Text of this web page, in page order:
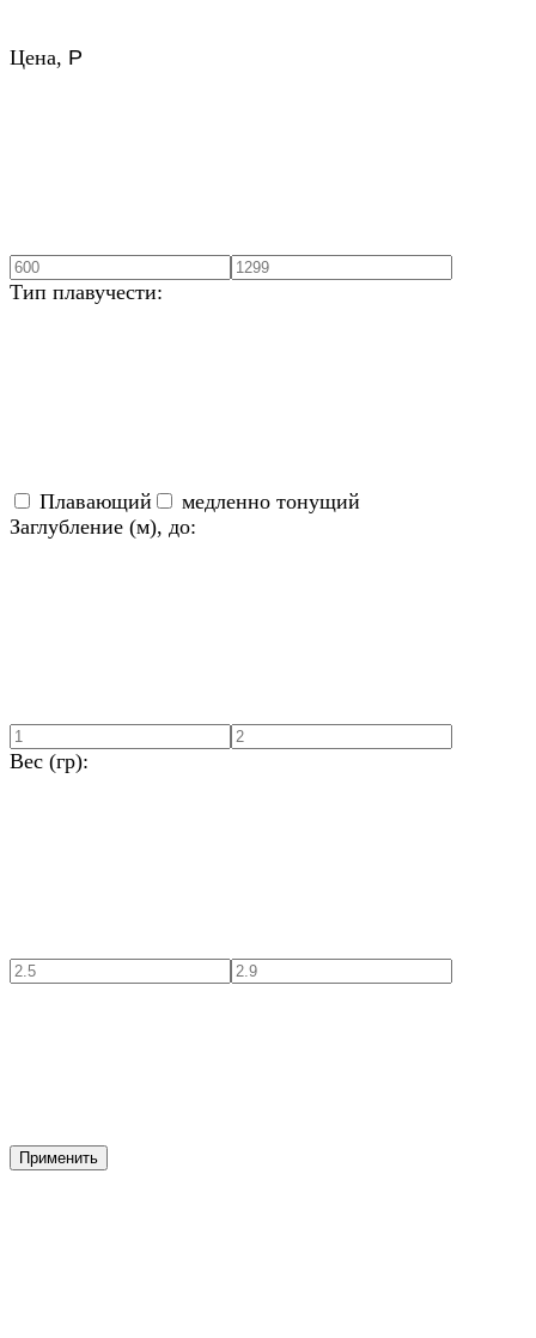
Цена, Р
Тип плавучести:
Плавающий
медленно тонущий
Заглубление (м), до:
Вес (гр):
Применить